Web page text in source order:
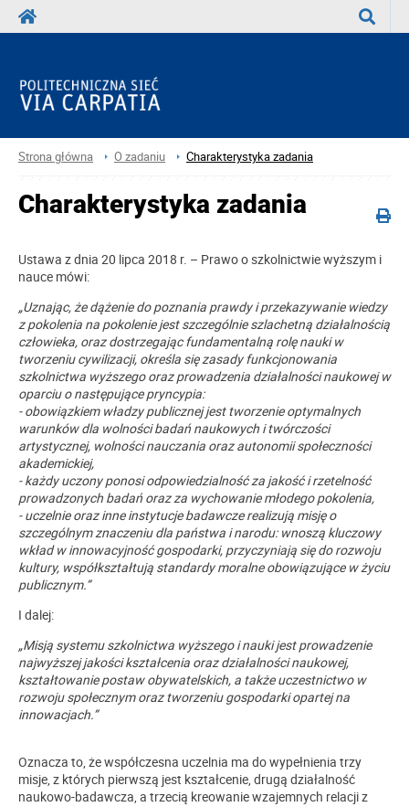
Strona główna O zadaniu Charakterystyka zadania
Charakterystyka zadania
Ustawa z dnia 20 lipca 2018 r. – Prawo o szkolnictwie wyższym i
nauce mówi:
„Uznając, że dążenie do poznania prawdy i przekazywanie wiedzy
z pokolenia na pokolenie jest szczególnie szlachetną działalnością
człowieka, oraz dostrzegając fundamentalną rolę nauki w
tworzeniu cywilizacji, określa się zasady funkcjonowania
szkolnictwa wyższego oraz prowadzenia działalności naukowej w
oparciu o następujące pryncypia:
- obowiązkiem władzy publicznej jest tworzenie optymalnych
warunków dla wolności badań naukowych i twórczości
artystycznej, wolności nauczania oraz autonomii społeczności
akademickiej,
- każdy uczony ponosi odpowiedzialność za jakość i rzetelność
prowadzonych badań oraz za wychowanie młodego pokolenia,
- uczelnie oraz inne instytucje badawcze realizują misję o
szczególnym znaczeniu dla państwa i narodu: wnoszą kluczowy
wkład w innowacyjność gospodarki, przyczyniają się do rozwoju
kultury, współkształtują standardy moralne obowiązujące w życiu
publicznym.”
I dalej:
„Misją systemu szkolnictwa wyższego i nauki jest prowadzenie
najwyższej jakości kształcenia oraz działalności naukowej,
kształtowanie postaw obywatelskich, a także uczestnictwo w
rozwoju społecznym oraz tworzeniu gospodarki opartej na
innowacjach.”
Oznacza to, że współczesna uczelnia ma do wypełnienia trzy
misje, z których pierwszą jest kształcenie, drugą działalność
naukowo-badawcza, a trzecią kreowanie wzajemnych relacji z